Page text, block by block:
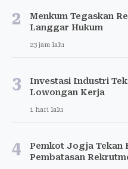
2
Menkum Tegaskan
Langgar Hukum
23 jam lalu
3
Investasi Industri
Lowongan Kerja
1 hari lalu
4
Pemkot Jogja Tekan
Pembatasan